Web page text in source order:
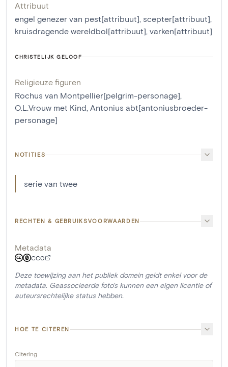
Attribuut
engel genezer van pest[attribuut], scepter[attribuut],
kruisdragende wereldbol[attribuut], varken[attribuut]
CHRISTELIJK GELOOF
Religieuze figuren
Rochus van Montpellier[pelgrim-personage],
O.L.Vrouw met Kind, Antonius abt[antoniusbroeder-
personage]
NOTITIES
serie van twee
RECHTEN & GEBRUIKSVOORWAARDEN
Metadata
CC0
Deze toewijzing aan het publiek domein geldt enkel voor de
metadata. Geassocieerde foto's kunnen een eigen licentie of
auteursrechtelijke status hebben.
HOE TE CITEREN
Citering